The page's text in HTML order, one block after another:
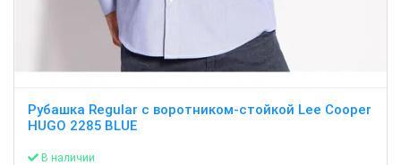
Рубашка Regular с воротником-стойкой Lee Cooper
HUGO 2285 BLUE
В наличии